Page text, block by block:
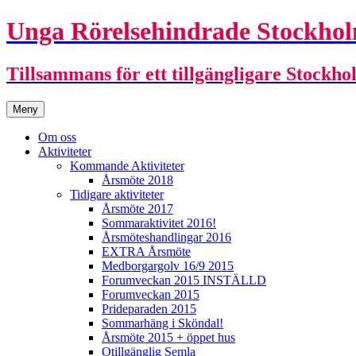
Unga Rörelsehindrade
Tillsammans för ett tillgängligare
Meny Hoppa
till
innehåll
Om oss
Aktiviteter
Kommande Aktiviteter
Årsmöte 2018
Tidigare aktiviteter
Årsmöte 2017
Sommaraktivitet 2016!
Årsmöteshandlingar 2016
EXTRA Årsmöte
Medborgargolv 16/9 2015
Forumveckan 2015 INSTÄLLD
Forumveckan 2015
Prideparaden 2015
Sommarhäng i Sköndal!
Årsmöte 2015 + öppet hus
Otillgänglig Semla